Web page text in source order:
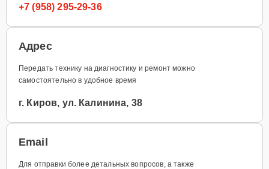
+7 (958) 295-29-36
Адрес
Передать технику на диагностику и ремонт можно
самостоятельно в удобное время
г. Киров, ул. Калинина, 38
Email
Для отправки более детальных вопросов, а также